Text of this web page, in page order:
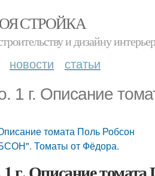
СТРОЙКА
и дизайну
новости статьи
1 г. Описание
томата Поль Робсон
Томаты от Фёдора.